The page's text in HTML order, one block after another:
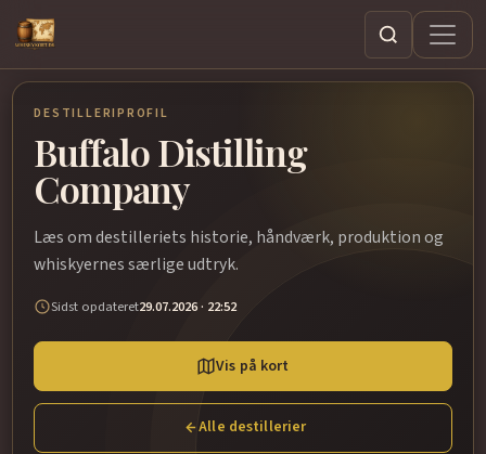
Søg
DESTILLERIPROFIL
Buffalo Distilling
Company
Læs om destilleriets historie, håndværk, produktion og
whiskyernes særlige udtryk.
Sidst opdateret29.07.2026 · 22:52
Vis på kort
Alle destillerier